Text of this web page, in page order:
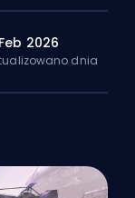
2026
dnia